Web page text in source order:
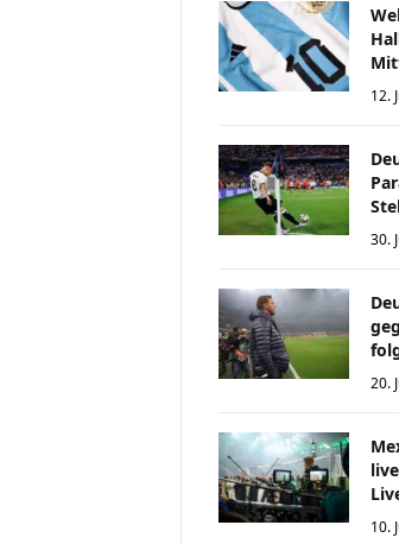
12.
bei
30.
20.
10.